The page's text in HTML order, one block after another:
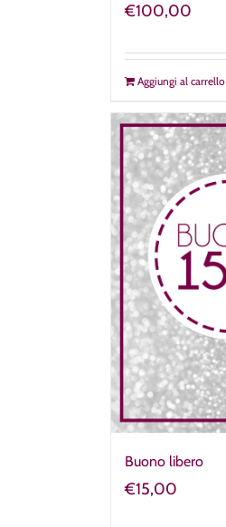
€100,00
Aggiungi al carrello
Buono libero
€15,00